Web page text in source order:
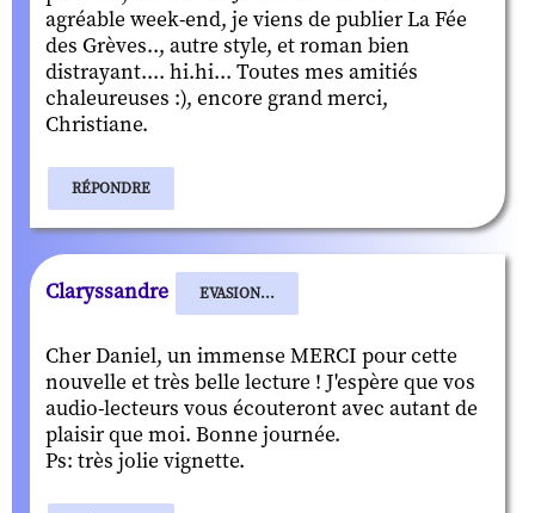
agréable week-end, je viens de publier La Fée
des Grèves.., autre style, et roman bien
distrayant.... hi.hi... Toutes mes amitiés
chaleureuses :), encore grand merci,
Christiane.
RÉPONDRE
Claryssandre EVASION...
Cher Daniel, un immense MERCI pour cette
nouvelle et très belle lecture ! J'espère que vos
audio-lecteurs vous écouteront avec autant de
plaisir que moi. Bonne journée.
Ps: très jolie vignette.